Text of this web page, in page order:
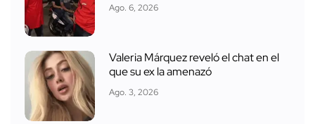
Ago. 6, 2026
Valeria Márquez reveló el chat en el
que su ex la amenazó
Ago. 3, 2026